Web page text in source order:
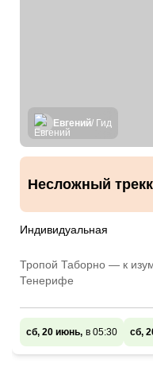
Евгений/ Гид
Несложный
Индивидуальная
Тропой Таборно — к
Тенерифе
сб, 20 июнь, в 05:30 сб,